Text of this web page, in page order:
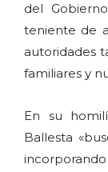
del
teniente de
autoridades
familiares y
En su
Ballesta